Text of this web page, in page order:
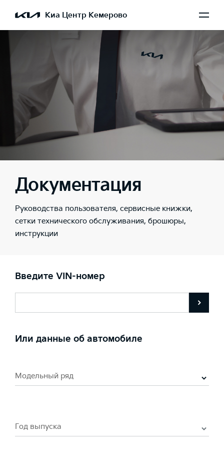
Киа Центр Кемерово
Документация
Руководства пользователя, сервисные книжки,
сетки технического обслуживания, брошюры,
инструкции
Введите VIN-номер
Или данные об автомобиле
Модельный ряд
Год выпуска